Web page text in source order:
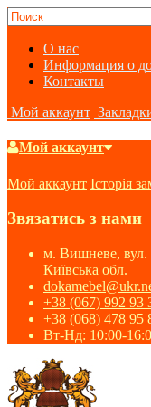
О нас
Информация о
Контакты
Мой аккаунт
Мой аккаунт
Мой аккаунт Історія
Звязатись з нами
м. Вишневе, вул.
Київська обл.
+38 (067) 992 93
+38 (068) 478 95
Вт-Нд: 10:00-